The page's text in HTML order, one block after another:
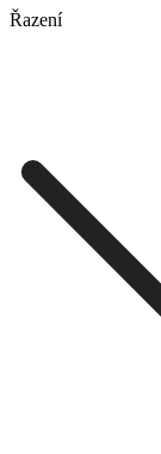
Řazení